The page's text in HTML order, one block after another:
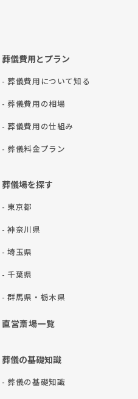
葬儀費用とプラン
- 葬儀費用について知る
- 葬儀費用の相場
- 葬儀費用の仕組み
- 葬儀料金プラン
葬儀場を探す
- 東京都
- 神奈川県
- 埼玉県
- 千葉県
- 群⾺県・栃⽊県
直営斎場一覧
葬儀の基礎知識
- 葬儀の基礎知識